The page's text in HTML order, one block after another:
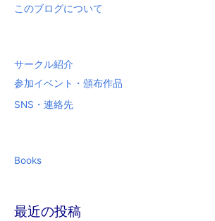
象
このブログについて
サークル紹介
参加イベント・頒布作品
SNS・連絡先
Books
最近の投稿